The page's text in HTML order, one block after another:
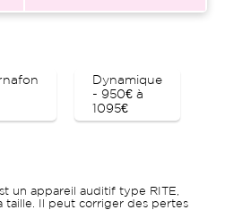
Dynamique
- 950€ à
1095€
un appareil auditif type RITE,
taille. Il peut corriger des pertes